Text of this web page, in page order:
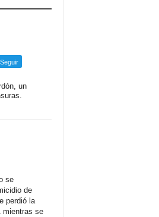
Seguir
un
se
de
perdió la
mientras se